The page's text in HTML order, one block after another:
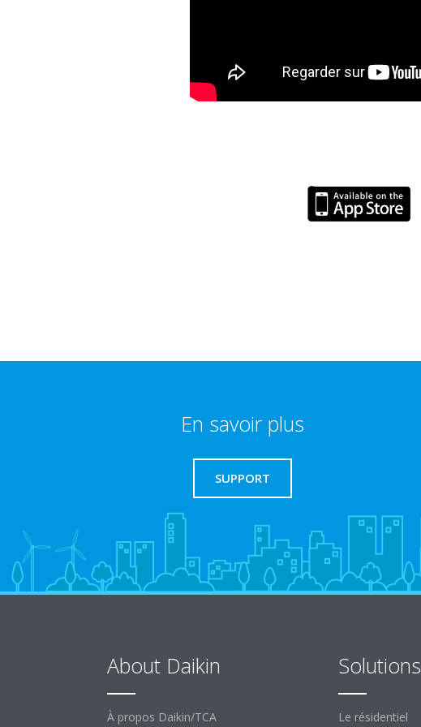
En savoir plus
SUPPORT
About Daikin
À propos Daikin/TCA
Solutions
Le résidentiel